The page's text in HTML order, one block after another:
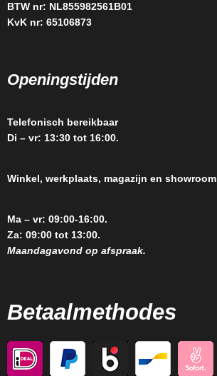
BTW nr: NL855982561B01
KvK nr: 65106873
Openingstijden
Telefonisch bereikbaar
Di – vr: 13:30 tot 16:00.
Winkel, werkplaats, magazijn en showroom
Ma – vr: 09:00-16:00.
Za: 09:00 tot 13:00.
Maandagavond op afspraak.
Betaalmethodes